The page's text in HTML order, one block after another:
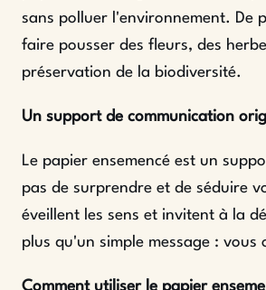
sans polluer l'environnement. De
faire pousser des fleurs, des
préservation de la biodiversité.
Un support de communication
Le papier ensemencé est un
pas de surprendre et de séduire
éveillent les sens et invitent à la
plus qu'un simple message :